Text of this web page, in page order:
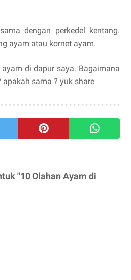
dengan perkedel kentang.
ayam atau kornet ayam.
di dapur saya. Bagaimana
sama ? yuk share
"10 Olahan Ayam di